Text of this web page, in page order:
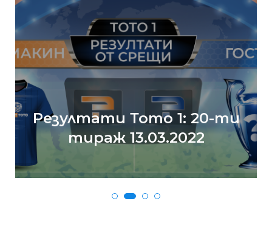
Резултати Тото 1: 20-ти
тираж 13.03.2022